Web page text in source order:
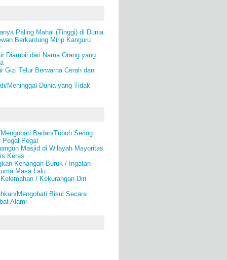
Paling Mahal (Tinggi) di Dunia
Berkantung Mirip Kanguru
Diambil dari Nama Orang yang
Gizi Telur Berwarna Cerah dan
Meninggal Dunia yang Tidak
Badan/Tubuh Sering
Pegal-Pegal
Masjid di Wilayah Mayoritas
Keras
Kenangan Buruk / Ingatan
Masa Lalu
/ Kekurangan Diri
Mengobati Bisul Secara
Alami